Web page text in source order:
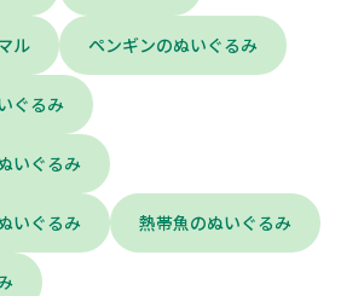
ル ペンギンのぬいぐるみ
ぐるみ
いぐるみ
いぐるみ 熱帯魚のぬいぐるみ